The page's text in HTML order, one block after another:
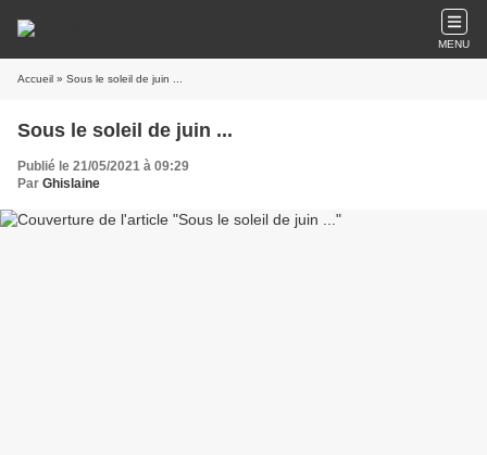
MENU
Accueil » Sous le soleil de juin ...
Sous le soleil de juin ...
Publié le 21/05/2021 à 09:29
Par Ghislaine